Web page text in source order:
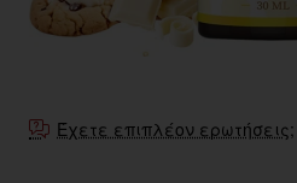
Εξαντληθηκε
Έχετε επιπλέον ερωτήσεις;